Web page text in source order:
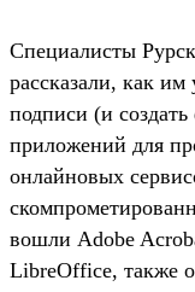
Специалисты
рассказали, как
подписи (и
приложений для
онлайновых
вошли Adobe
LibreOffice, также